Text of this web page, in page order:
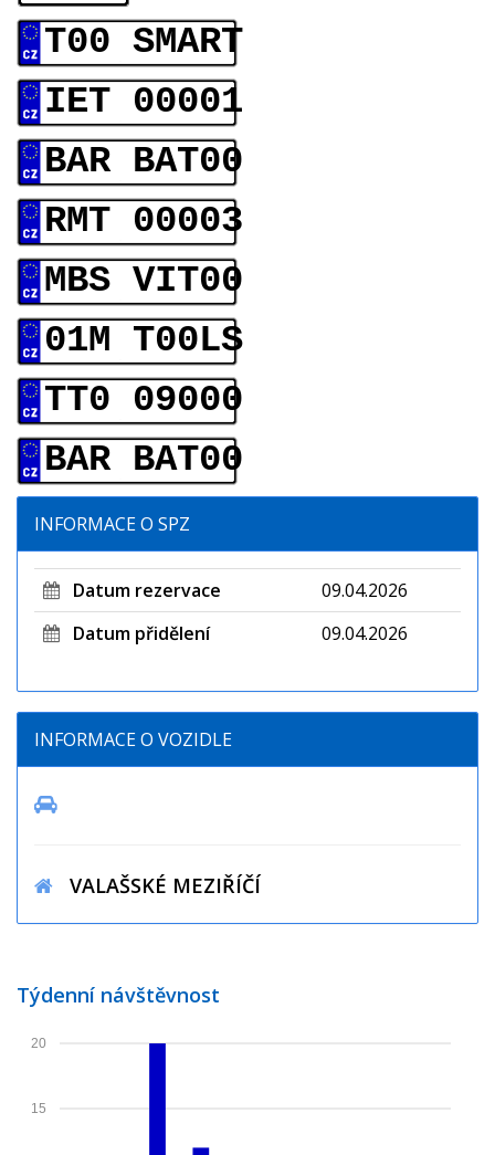
T00 SMART
IET 00001
BAR BAT00
RMT 00003
MBS VIT00
01M T00LS
TT0 09000
BAR BAT00
INFORMACE O SPZ
Datum rezervace
09.04.2026
Datum přidělení
09.04.2026
INFORMACE O VOZIDLE
VALAŠSKÉ MEZIŘÍČÍ
Týdenní návštěvnost
15
20